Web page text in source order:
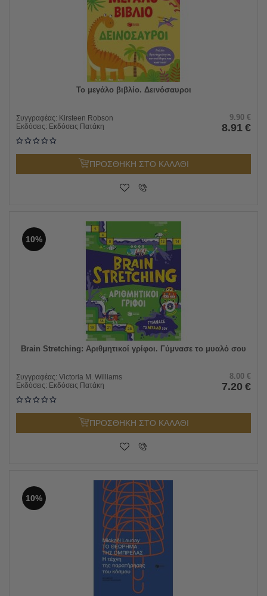
Το μεγάλο βιβλίο. Δεινόσαυροι
Συγγραφέας: Kirsteen Robson
Εκδόσεις: Εκδόσεις Πατάκη
9.90 €
8.91 €
ΠΡΟΣΘΗΚΗ ΣΤΟ ΚΑΛΑΘΙ
10%
Brain Stretching: Αριθμητικοί γρίφοι. Γύμνασε το μυαλό σου
Συγγραφέας: Victoria M. Williams
Εκδόσεις: Εκδόσεις Πατάκη
8.00 €
7.20 €
ΠΡΟΣΘΗΚΗ ΣΤΟ ΚΑΛΑΘΙ
10%